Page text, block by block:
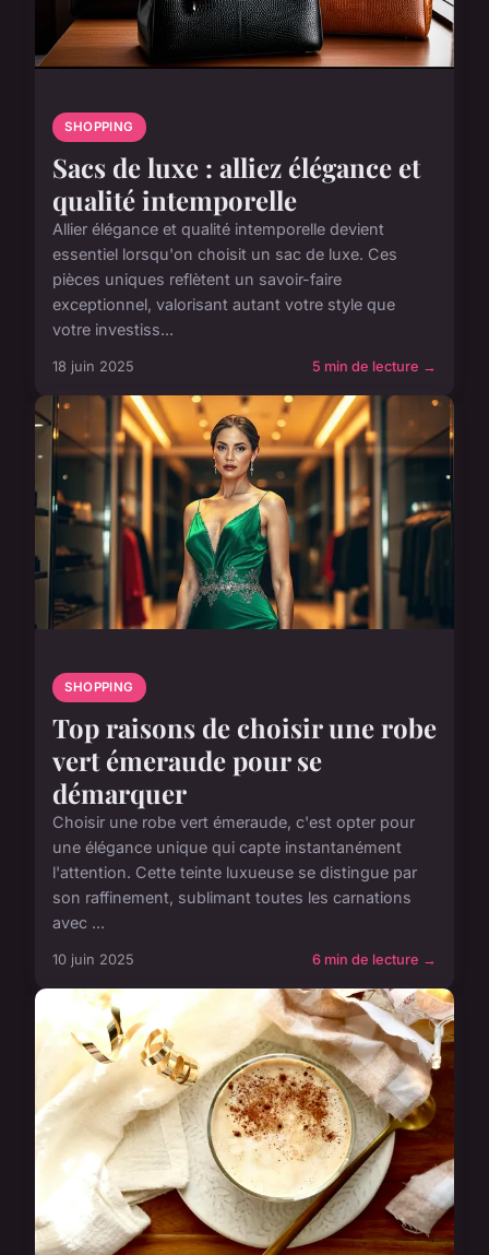
SHOPPING
Sacs de luxe : alliez élégance et
qualité intemporelle
Allier élégance et qualité intemporelle devient
essentiel lorsqu'on choisit un sac de luxe. Ces
pièces uniques reflètent un savoir-faire
exceptionnel, valorisant autant votre style que
votre investiss...
18 juin 2025 5 min de lecture →
SHOPPING
Top raisons de choisir une robe
vert émeraude pour se
démarquer
Choisir une robe vert émeraude, c'est opter pour
une élégance unique qui capte instantanément
l'attention. Cette teinte luxueuse se distingue par
son raffinement, sublimant toutes les carnations
avec ...
10 juin 2025 6 min de lecture →